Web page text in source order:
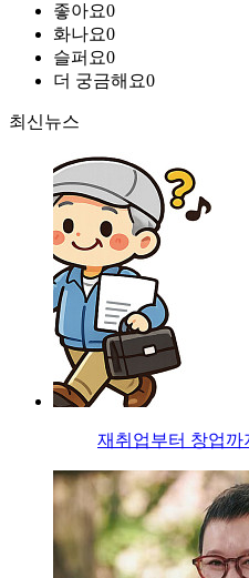
좋아요0
화나요0
슬퍼요0
더 궁금해요0
최신뉴스
재취업부터 창업